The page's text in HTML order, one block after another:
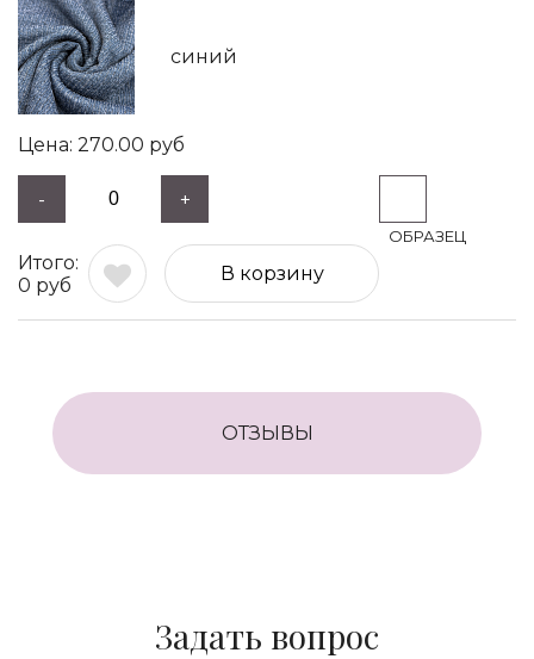
синий
270.00 руб
- +
0 руб
В корзину
ОТЗЫВЫ
Задать вопрос